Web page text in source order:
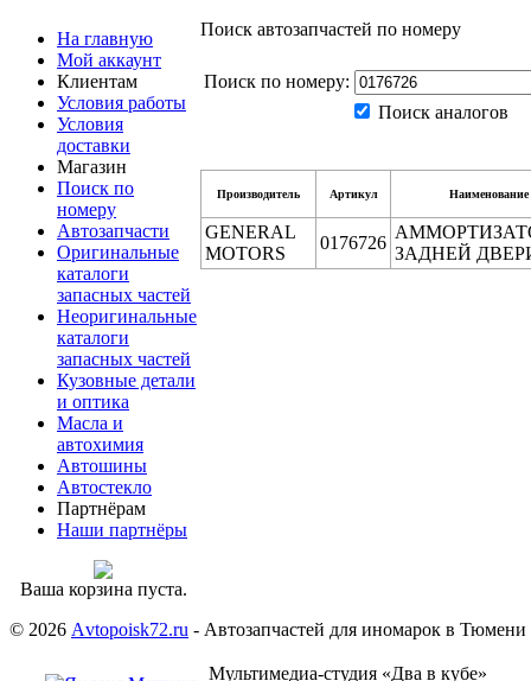
На главную
Мой аккаунт
Клиентам
Условия работы
Условия
доставки
Магазин
Поиск по
номеру
Автозапчасти
Оригинальные
каталоги
запасных частей
Неоригинальные
каталоги
запасных частей
Кузовные детали
и оптика
Масла и
автохимия
Автошины
Автостекло
Партнёрам
Наши партнёры
Ваша корзина пуста.
Поиск автозапчастей по номеру
Поиск по номеру:
Поиск аналогов
Производитель Артикул Наименование
GENERAL
MOTORS
0176726
ЗАДНЕЙ
© 2026 Аvtopoisk72.ru - Автозапчастей для иномарок в Тюмени
Мультимедиа-студия «Два в кубе»